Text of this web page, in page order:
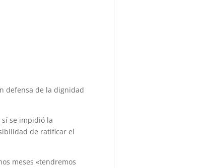
defensa de la dignidad
sí se impidió la
de ratificar el
meses «tendremos